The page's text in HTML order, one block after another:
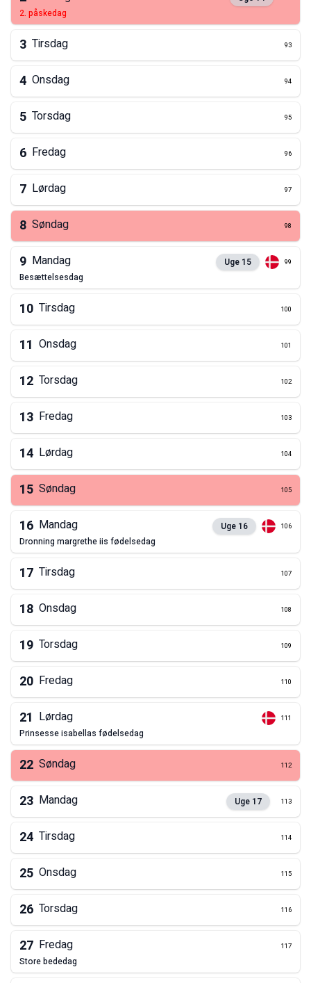
2. påskedag
3 Tirsdag 93
4 Onsdag 94
5 Torsdag 95
6 Fredag 96
7 Lørdag 97
8 Søndag 98
9 Mandag Uge 15 99
besættelsesdag
10 Tirsdag 100
11 Onsdag 101
12 Torsdag 102
13 Fredag 103
14 Lørdag 104
15 Søndag 105
16 Mandag Uge 16 106
dronning margrethe iis fødelsedag
17 Tirsdag 107
18 Onsdag 108
19 Torsdag 109
20 Fredag 110
21 Lørdag 111
prinsesse isabellas fødelsedag
22 Søndag 112
23 Mandag Uge 17 113
24 Tirsdag 114
25 Onsdag 115
26 Torsdag 116
27 Fredag 117
store bededag